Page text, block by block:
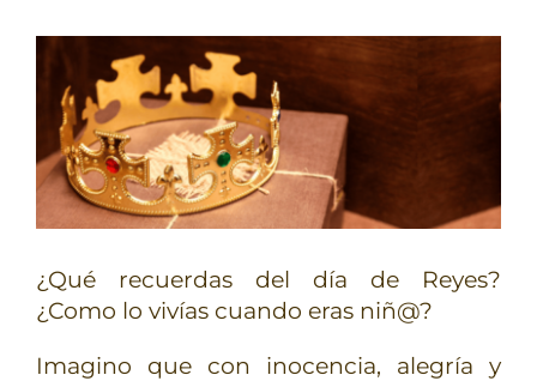
GRATIS
¿Qué recuerdas del día de Reyes?
¿Como lo vivías cuando eras niñ@?
Imagino que con inocencia, alegría y